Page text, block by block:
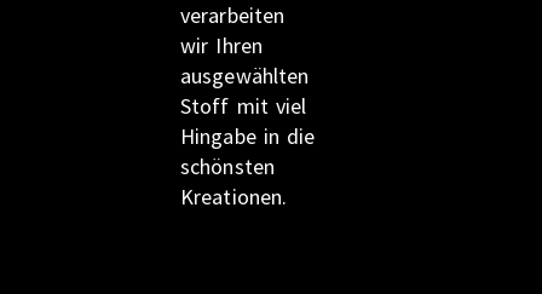
verarbeiten
wir Ihren
ausgewählten
Stoff mit viel
Hingabe in die
schönsten
Kreationen.